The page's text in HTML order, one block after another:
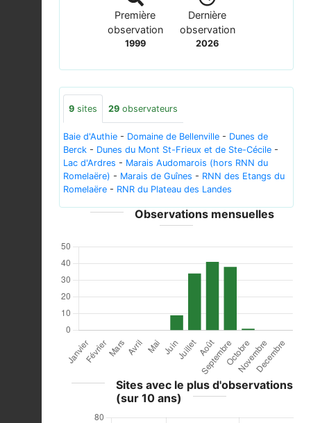
Première
observation
1999
Dernière
observation
2026
9 sites 29 observateurs
Baie d'Authie - Domaine de Bellenville - Dunes de
Berck - Dunes du Mont St-Frieux et de Ste-Cécile -
Lac d'Ardres - Marais Audomarois (hors RNN du
Romelaëre) - Marais de Guînes - RNN des Etangs du
Romelaëre - RNR du Plateau des Landes
Observations mensuelles
Sites avec le plus d'observations
(sur 10 ans)